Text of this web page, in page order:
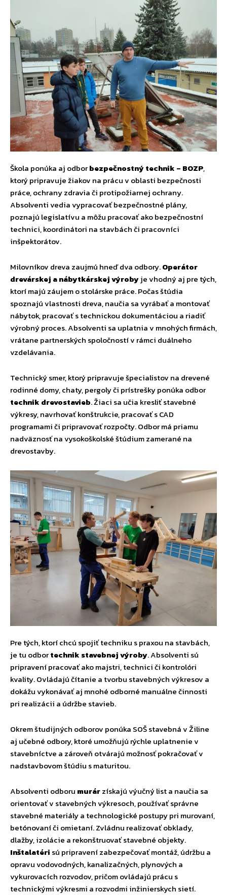
Škola ponúka aj odborbezpečnostný technik – BOZP,
ktorý pripravuje žiakov na prácu v oblasti bezpečnosti
práce, ochrany zdravia či protipožiarnej ochrany.
Absolventi vedia vypracovať bezpečnostné plány,
poznajú legislatívu a môžu pracovať ako bezpečnostní
technici, koordinátori na stavbách či pracovníci
inšpektorátov.
Milovníkov dreva zaujmú hneď dva odbory.Operátor
drevárskej a nábytkárskej výrobyje vhodný aj pre tých,
ktorí majú záujem o stolárske práce. Počas štúdia
spoznajú vlastnosti dreva, naučia sa vyrábať a montovať
nábytok, pracovať s technickou dokumentáciou a riadiť
výrobný proces. Absolventi sa uplatnia v mnohých firmách,
vrátane partnerských spoločností v rámci duálneho
vzdelávania.
Technický smer, ktorý pripravuje špecialistov na drevené
rodinné domy, chaty, pergoly či prístrešky ponúka odbor
technik drevostavieb. Žiaci sa učia kresliť stavebné
výkresy, navrhovať konštrukcie, pracovať s CAD
programami či pripravovať rozpočty. Odbor má priamu
nadväznosť na vysokoškolské štúdium zamerané na
drevostavby.
Pre tých, ktorí chcú spojiť techniku s praxou na stavbách,
je tu odbortechnik stavebnej výroby. Absolventi sú
pripravení pracovať ako majstri, technici či kontrolóri
kvality. Ovládajú čítanie a tvorbu stavebných výkresov a
dokážu vykonávať aj mnohé odborné manuálne činnosti
pri realizácii a údržbe stavieb.
Okrem študijných odborov ponúka SOŠ stavebná v Žiline
aj učebné odbory, ktoré umožňujú rýchle uplatnenie v
stavebníctve a zároveň otvárajú možnosť pokračovať v
nadstavbovom štúdiu s maturitou.
Absolventi odboru murárzískajú výučný list a naučia sa
orientovať v stavebných výkresoch, používať správne
stavebné materiály a technologické postupy pri murovaní,
betónovaní či omietaní. Zvládnu realizovať obklady,
dlažby, izolácie a rekonštruovať stavebné objekty.
Inštalatéri sú pripravení zabezpečovať montáž, údržbu a
opravu vodovodných, kanalizačných, plynových a
vykurovacích rozvodov, pričom ovládajú prácu s
technickými výkresmi a rozvodmi inžinierskych sietí.